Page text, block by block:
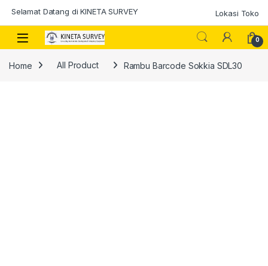
Selamat Datang di KINETA SURVEY Lokasi Toko
0
Home All Product Rambu Barcode Sokkia SDL30